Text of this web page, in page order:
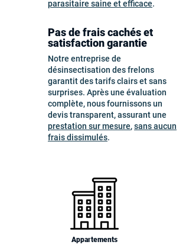
parasitaire saine et efficace.
Pas de frais cachés et
satisfaction garantie
Notre entreprise de
désinsectisation des frelons
garantit des tarifs clairs et sans
surprises. Après une évaluation
complète, nous fournissons un
devis transparent, assurant une
prestation sur mesure,sans aucun
frais dissimulés.
Appartements